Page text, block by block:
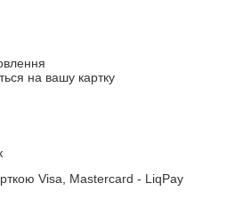
на вашу картку
Visa, Mastercard - LiqPay